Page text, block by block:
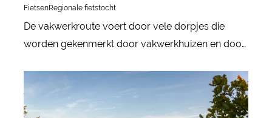
FietsenRegionale fietstocht
De vakwerkroute voert door vele dorpjes die
worden gekenmerkt door vakwerkhuizen en door